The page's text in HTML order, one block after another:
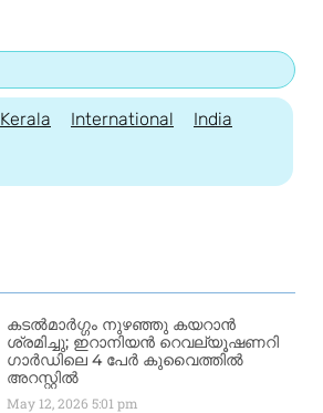
Kerala International India
കടൽമാർഗ്ഗം നുഴഞ്ഞു കയറാൻ
ശ്രമിച്ചു; ഇറാനിയൻ റെവല്യൂഷണറി
ഗാർഡിലെ 4 പേർ കുവൈത്തിൽ
അറസ്റ്റിൽ
May 12, 20265:01 pm